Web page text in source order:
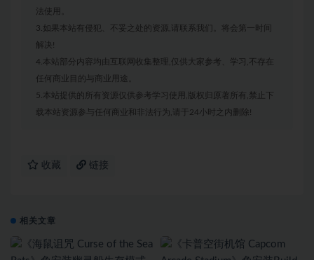
法使用。
3.如果本站有侵犯、不妥之处的资源,请联系我们。将会第一时间
解决!
4.本站部分内容均由互联网收集整理,仅供大家参考、学习,不存在
任何商业目的与商业用途。
5.本站提供的所有资源仅供参考学习使用,版权归原著所有,禁止下
载本站资源参与任何商业和非法行为,请于24小时之内删除!
收藏 链接
相关文章